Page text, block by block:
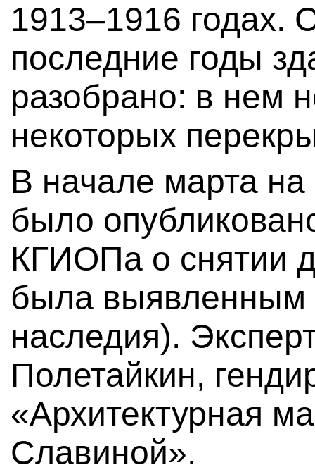
1913–1916
последние годы
разобрано: в нем
некоторых
В начале марта
было
КГИОПа о снятии
была выявленным
наследия).
Полетайкин,
«Архитектурная
Славиной».